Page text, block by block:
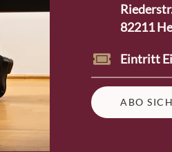
82211
Eintritt
ABO